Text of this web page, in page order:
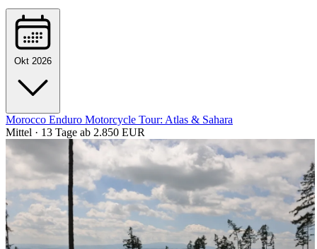
Okt 2026
Morocco Enduro Motorcycle Tour: Atlas & Sahara
Mittel · 13 Tage ab 2.850 EUR